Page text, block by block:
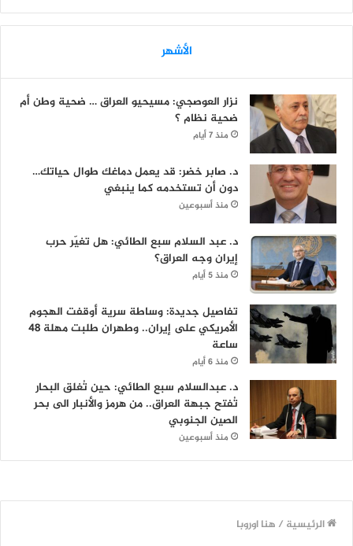
الأشهر
نزار العوصجي: مسيحيو العراق … ضحية وطن أم
ضحية نظام ؟
منذ 7 أيام
د. صابر خضر: قد يعمل دماغك طوال حياتك…
دون أن تستخدمه كما ينبغي
منذ أسبوعين
د. عبد السلام سبع الطائي: هل تغيّر حرب
إيران وجه العراق؟
منذ 5 أيام
تفاصيل جديدة: وساطة سرية أوقفت الهجوم
الأمريكي على إيران.. وطهران طلبت مهلة 48
ساعة
منذ 6 أيام
د. عبدالسلام سبع الطائي: حين تُغلق البحار
تُفتح جبهة العراق.. من هرمز والأنبار الى بحر
الصين الجنوبي
منذ أسبوعين